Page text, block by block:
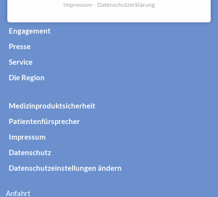
Engagement
Presse
Service
Die Region
Medizinproduktsicherheit
Patientenfürsprecher
Impressum
Datenschutz
Datenschutzeinstellungen ändern
Anfahrt
Impressum Datenschutzerklärung